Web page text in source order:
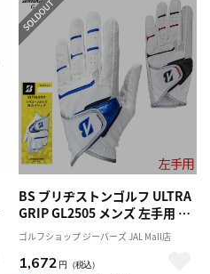
BS ブリヂストンゴルフ ULTRA
GRIP GL2505 メンズ 左手用 ゴ
ルフグローブ BRIDGESTONE
GOLF 2025年モデル 日本正規品
ゴルフショップ ジーパーズ JAL Mall店
1,672 円 （税込）